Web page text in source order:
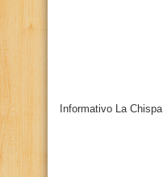
Informativo La Chispa